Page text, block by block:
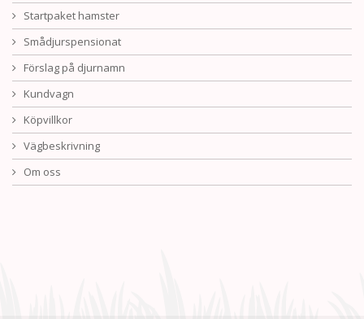
Startpaket hamster
Smådjurspensionat
Förslag på djurnamn
Kundvagn
Köpvillkor
Vägbeskrivning
Om oss